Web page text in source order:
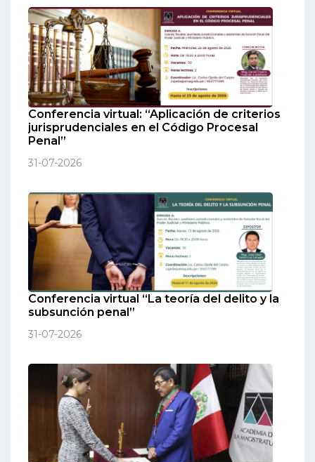
Conferencia virtual: “Aplicación de criterios
jurisprudenciales en el Código Procesal
Penal”
31-07-2026
Conferencia virtual “La teoría del delito y la
subsunción penal”
31-07-2026